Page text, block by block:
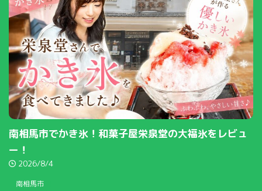
南相馬市でかき氷！和菓子屋栄泉堂の大福氷をレビュ
ー！
2026/8/4
南相馬市